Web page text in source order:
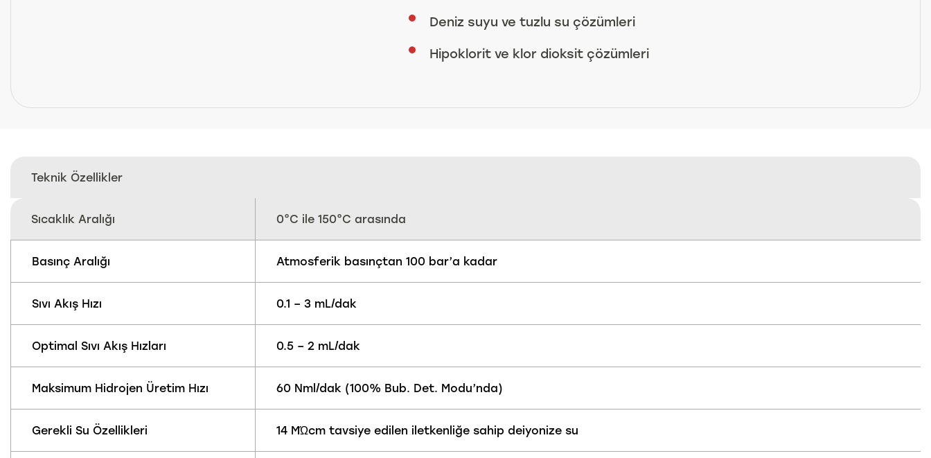
Deniz suyu ve tuzlu su çözümleri
Hipoklorit ve klor dioksit çözümleri
Teknik Özellikler
Sıcaklık Aralığı 0°C ile 150°C arasında
Basınç Aralığı Atmosferik basınçtan 100 bar’a kadar
Sıvı Akış Hızı 0.1 – 3 mL/dak
Optimal Sıvı Akış Hızları 0.5 – 2 mL/dak
Maksimum Hidrojen Üretim Hızı 60 Nml/dak (100% Bub. Det. Modu’nda)
Gerekli Su Özellikleri 14 MΏcm tavsiye edilen iletkenliğe sahip deiyonize su